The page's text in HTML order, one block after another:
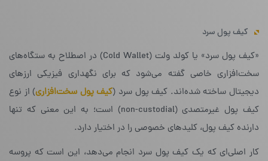
کیف پول سرد
«کیف پول سرد» یا کولد ولت (Cold Wallet)‌ در اصطلاح به ستگاه‌های
سخت‌افزاری خاصی گفته می‌شود که برای نگهداری فیزیکی ارزهای
دیجیتال ساخته شده‌اند. کیف پول سرد (کیف پول سخت‌افزاری) از نوع
کیف پول غیرمتصدی (non-custodial) است؛ به این معنی که تنها
دارنده‌ کیف پول، کلیدهای خصوصی را در اختیار دارد.
کار اصلی‌ای که یک کیف پول سرد انجام می‌دهد، این است که پروسه‌